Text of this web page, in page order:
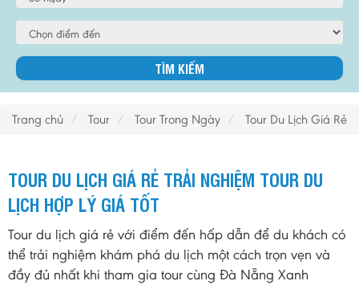
Trang chủ Tour Tour Trong Ngày Tour Du Lịch Giá Rẻ
TOUR DU LỊCH GIÁ RẺ TRẢI NGHIỆM TOUR DU
LỊCH HỢP LÝ GIÁ TỐT
Tour du lịch giá rẻ với điểm đến hấp dẫn để du khách có
thể trải nghiệm khám phá du lịch một cách trọn vẹn và
đầy đủ nhất khi tham gia tour cùng Đà Nẵng Xanh